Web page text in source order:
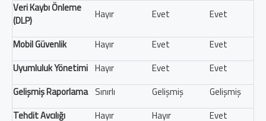
Veri Kaybı Önleme
(DLP)
Hayır Evet Evet
Mobil Güvenlik Hayır Evet
Evet
Uyumluluk Yönetimi Hayır Evet
Evet
Gelişmiş Raporlama Sınırlı Gelişmiş
Gelişmiş
Tehdit Avcılığı
Hayır Hayır
Evet